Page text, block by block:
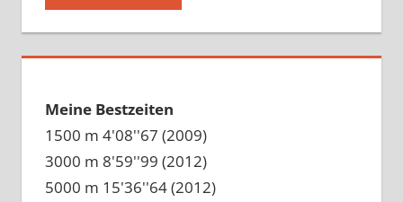
Meine Bestzeiten
1500 m 4'08''67 (2009)
3000 m 8'59''99 (2012)
5000 m 15'36''64 (2012)